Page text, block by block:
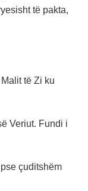
të pakta,
të Zi ku
Veriut. Fundi i
çuditshëm